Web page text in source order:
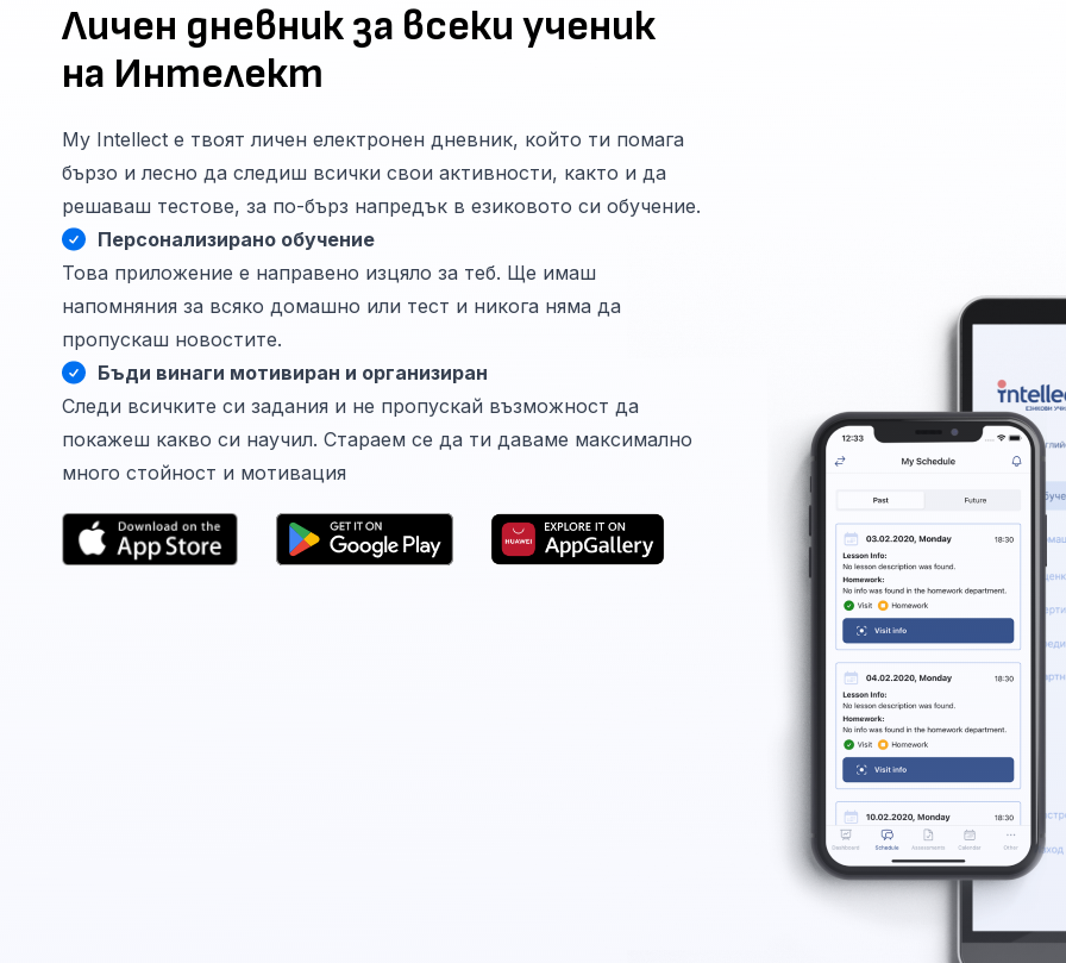
Личен дневник за всеки ученик
на Интелект
My Intellect е твоят личен електронен дневник, който ти помага
бързо и лесно да следиш всички свои активности, както и да
решаваш тестове, за по-бърз напредък в езиковото си обучение.
Персонализирано обучение
Това приложение е направено изцяло за теб. Ще имаш
напомняния за всяко домашно или тест и никога няма да
пропускаш новостите.
Бъди винаги мотивиран и организиран
Следи всичките си задания и не пропускай възможност да
покажеш какво си научил. Стараем се да ти даваме максимално
много стойност и мотивация